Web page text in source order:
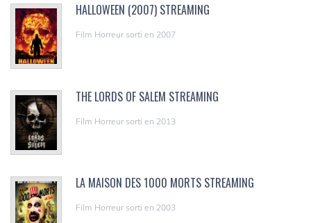
HALLOWEEN (2007) STREAMING
Film Horreur sorti en 2007
THE LORDS OF SALEM STREAMING
Film Horreur sorti en 2013
LA MAISON DES 1000 MORTS STREAMING
Film Horreur sorti en 2003